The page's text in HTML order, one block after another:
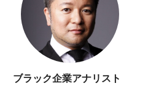
ブラック企業アナリスト